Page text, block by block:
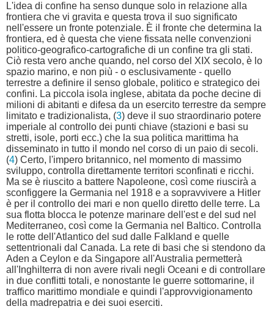
L'idea di confine ha senso dunque solo in relazione alla
frontiera che vi gravita e questa trova il suo significato
nell'essere un fronte potenziale. È il fronte che determina la
frontiera, ed è questa che viene fissata nelle convenzioni
politico-geografico-cartografiche di un confine tra gli stati.
Ciò resta vero anche quando, nel corso del XIX secolo, è lo
spazio marino, e non più - o esclusivamente - quello
terrestre a definire il senso globale, politico e strategico dei
confini. La piccola isola inglese, abitata da poche decine di
milioni di abitanti e difesa da un esercito terrestre da sempre
limitato e tradizionalista, (3) deve il suo straordinario potere
imperiale al controllo dei punti chiave (stazioni e basi su
stretti, isole, porti ecc.) che la sua politica marittima ha
disseminato in tutto il mondo nel corso di un paio di secoli.
(4) Certo, l'impero britannico, nel momento di massimo
sviluppo, controlla direttamente territori sconfinati e ricchi.
Ma se è riuscito a battere Napoleone, così come riuscirà a
sconfiggere la Germania nel 1918 e a sopravvivere a Hitler
è per il controllo dei mari e non quello diretto delle terre. La
sua flotta blocca le potenze marinare dell'est e del sud nel
Mediterraneo, così come la Germania nel Baltico. Controlla
le rotte dell'Atlantico del sud dalle Falkland e quelle
settentrionali dal Canada. La rete di basi che si stendono da
Aden a Ceylon e da Singapore all'Australia permetterà
all'Inghilterra di non avere rivali negli Oceani e di controllare
in due conflitti totali, e nonostante le guerre sottomarine, il
traffico marittimo mondiale e quindi l'approvvigionamento
della madrepatria e dei suoi eserciti.